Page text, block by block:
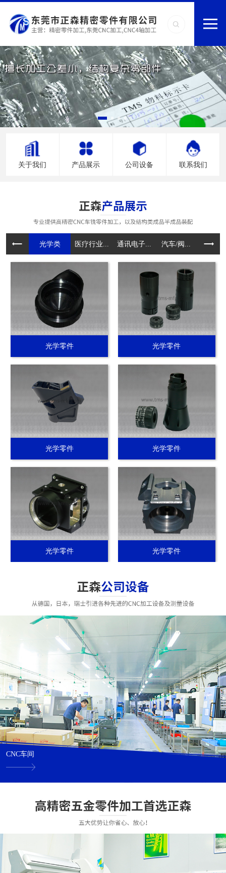
关于我们 产品展示 公司设备 联系我们
光学类 医疗行业... 通讯电子... 汽车/阀... 电动工
光学零件 光学零件
光学零件 光学零件
光学零件 光学零件
CNC车间